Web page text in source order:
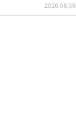
2026.08.06